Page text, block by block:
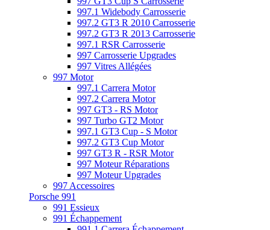
997.1 Widebody Carrosserie
997.2 GT3 R 2010 Carrosserie
997.2 GT3 R 2013 Carrosserie
997.1 RSR Carrosserie
997 Carrosserie Upgrades
997 Vitres Allégées
997 Motor
997.1 Carrera Motor
997.2 Carrera Motor
997 GT3 - RS Motor
997 Turbo GT2 Motor
997.1 GT3 Cup - S Motor
997.2 GT3 Cup Motor
997 GT3 R - RSR Motor
997 Moteur Réparations
997 Moteur Upgrades
997 Accessoires
Porsche 991
991 Essieux
991 Échappement